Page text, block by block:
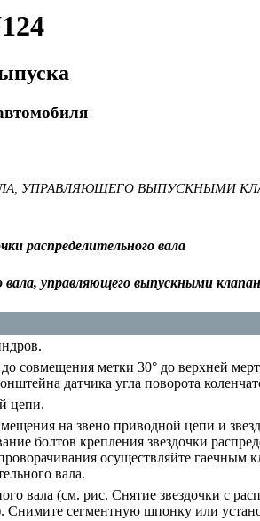
УПРАВЛЯЮЩЕГО ВЫПУСКНЫМИ
распределительного вала
вала, управляющего выпускными
совмещения метки 30° до верхней
датчика угла поворота
цепи.
на звено приводной цепи и
болтов крепления звездочки
осуществляйте гаечным
вала.
вала (см. рис. Снятие звездочки с
Снимите сегментную шпонку или